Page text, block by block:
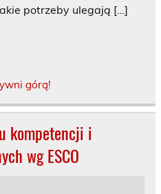
potrzeby ulegają […]
górą!
kompetencji i
wg ESCO